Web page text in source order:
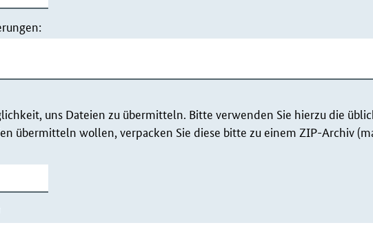
uns Dateien zu übermitteln. Bitte verwenden Sie hierzu die
übermitteln wollen, verpacken Sie diese bitte zu einem ZIP-Archiv